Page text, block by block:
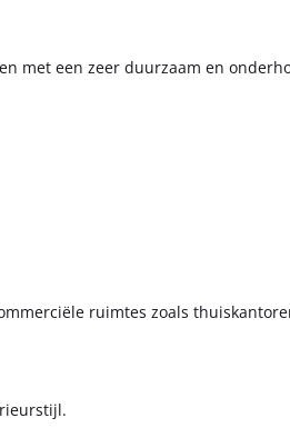
met een zeer duurzaam en
ruimtes zoals